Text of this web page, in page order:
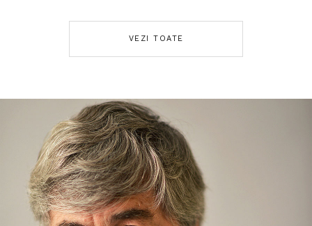
VEZI TOATE